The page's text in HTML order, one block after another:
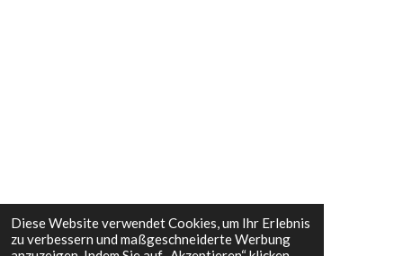
Diese Website verwendet Cookies, um Ihr Erlebnis
zu verbessern und maßgeschneiderte Werbung